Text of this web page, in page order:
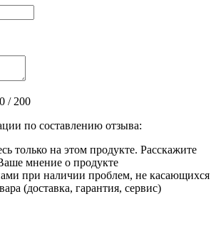
0 / 200
по составлению отзыва:
только на этом продукте. Расскажите
мнение о продукте
при наличии проблем, не касающихся
(доставка, гарантия, сервис)